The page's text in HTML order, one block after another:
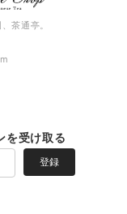
茶通亭。
を受け取る
登録